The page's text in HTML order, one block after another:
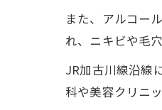
また、アルコー
れ、ニキビや毛
JR加古川線沿線
科や美容クリニ